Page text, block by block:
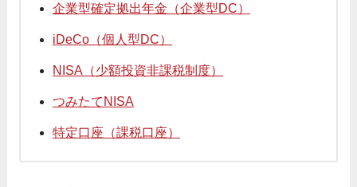
企業型確定拠出年金（企業型DC）
iDeCo（個人型DC）
NISA（少額投資非課税制度）
つみたてNISA
特定口座（課税口座）